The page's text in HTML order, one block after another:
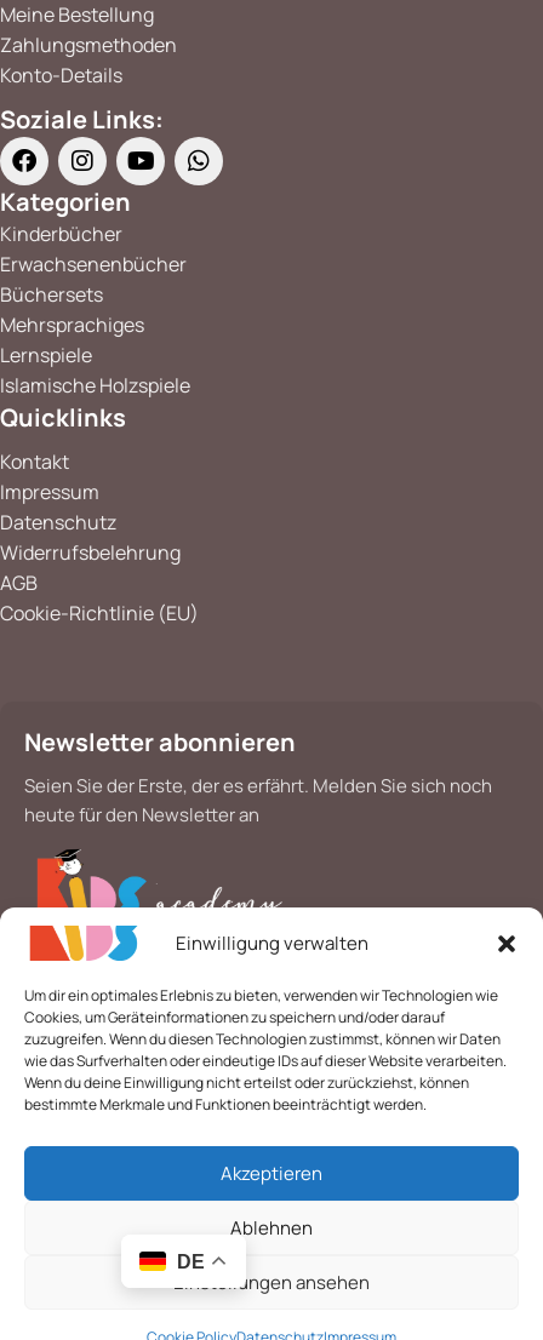
Einwilligung verwalten
Um dir ein optimales Erlebnis zu bieten, verwenden wir Technologien wie
Cookies, um Geräteinformationen zu speichern und/oder darauf
zuzugreifen. Wenn du diesen Technologien zustimmst, können wir Daten
wie das Surfverhalten oder eindeutige IDs auf dieser Website verarbeiten.
Wenn du deine Einwilligung nicht erteilst oder zurückziehst, können
bestimmte Merkmale und Funktionen beeinträchtigt werden.
Akzeptieren
Ablehnen
Einstellungen ansehen
Meine Bestellung
Zahlungsmethoden
Konto-Details
Soziale Links:
Kategorien
Kinderbücher
Erwachsenenbücher
Büchersets
Mehrsprachiges
Lernspiele
Islamische Holzspiele
Quicklinks
Kontakt
Impressum
Datenschutz
Widerrufsbelehrung
AGB
Cookie-Richtlinie (EU)
Newsletter abonnieren
Seien Sie der Erste, der es erfährt. Melden Sie sich noch
heute für den Newsletter an
E-Mail*
© 2026 Alle Rechte vorbehalten. | Layout & technische
ÇIKAR
(12-24 AY)
15.49
noch 2
vorrätig
-
DE